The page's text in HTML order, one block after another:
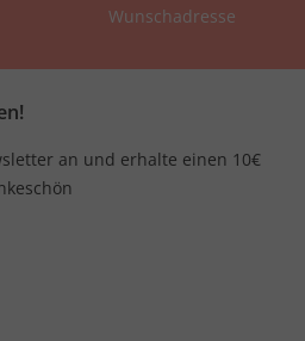
Wunschadresse
an und erhalte einen 10€